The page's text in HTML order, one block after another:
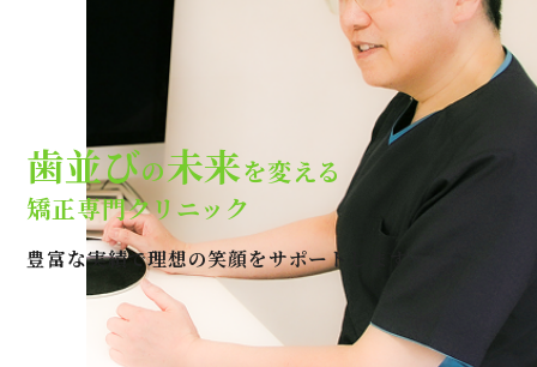
当院のこだわり
費用について
クリニック案内
Q＆A
歯並びの未来を変える
矯正専門クリニック
豊富な実績で理想の笑顔をサポートします